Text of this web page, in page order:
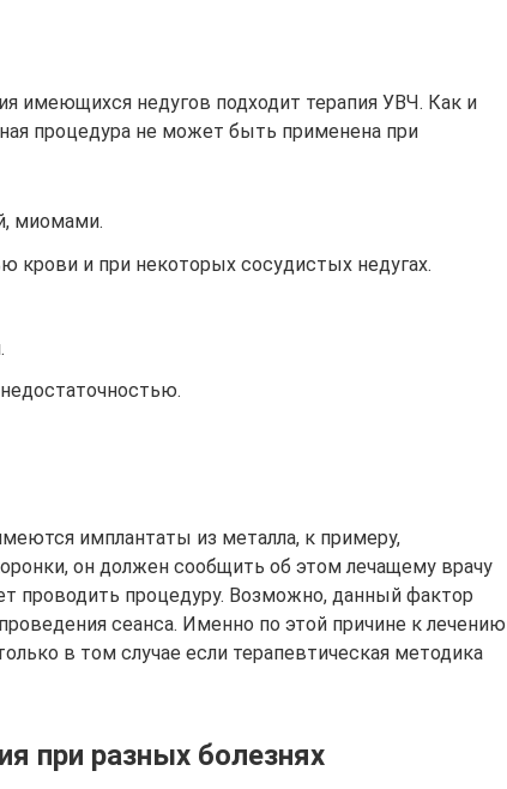
имеющихся недугов подходит терапия УВЧ. Как и
процедура не может быть применена при
миомами.
крови и при некоторых сосудистых недугах.
имплантаты из металла, к примеру,
он должен сообщить об этом лечащему врачу
проводить процедуру. Возможно, данный фактор
сеанса. Именно по этой причине к лечению
в том случае если терапевтическая методика
при разных болезнях